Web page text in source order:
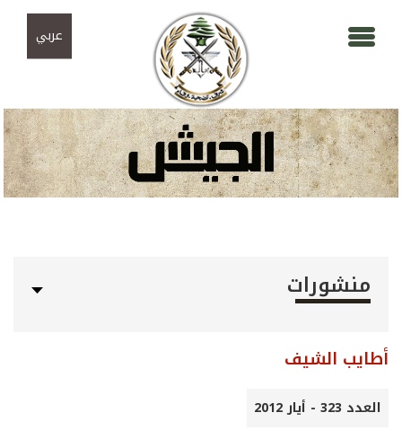
عربي
منشورات
أطايب الشيف
العدد 323 - أيار 2012